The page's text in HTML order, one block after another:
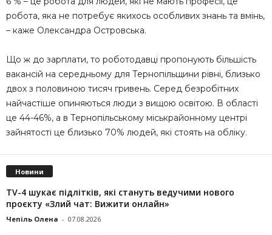
робота, яка не потребує якихось особливих знань та вмінь,
– каже Олександра Островська.
Що ж до зарплати, то роботодавці пропонують більшість
вакансій на середньому для Тернопільщини рівні, близько
двох з половиною тисяч гривень. Серед безробітних
найчастіше опиняються люди з вищою освітою. В області
це 44-46%, а в Тернопільському міськрайонному центрі
зайнятості це близько 70% людей, які стоять на обліку.
Новини
TV-4 шукає підлітків, які стануть ведучими нового
проєкту «Злий чат: Вижити онлайн»
Чепіль Олена - 07.08.2026